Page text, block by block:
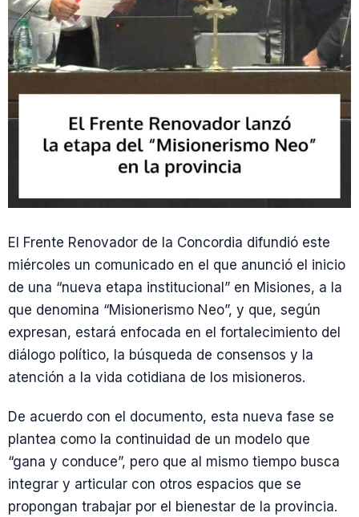
El Frente Renovador de la Concordia difundió este
miércoles un comunicado en el que anunció el inicio
de una “nueva etapa institucional” en Misiones, a la
que denomina “Misionerismo Neo”, y que, según
expresan, estará enfocada en el fortalecimiento del
diálogo político, la búsqueda de consensos y la
atención a la vida cotidiana de los misioneros.
De acuerdo con el documento, esta nueva fase se
plantea como la continuidad de un modelo que
“gana y conduce”, pero que al mismo tiempo busca
integrar y articular con otros espacios que se
propongan trabajar por el bienestar de la provincia.